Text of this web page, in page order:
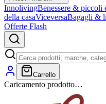
InnolivingBenessere & piccoli
della casaViceversaBagagli &
Offerte Flash
Carrello
Caricamento prodotto…